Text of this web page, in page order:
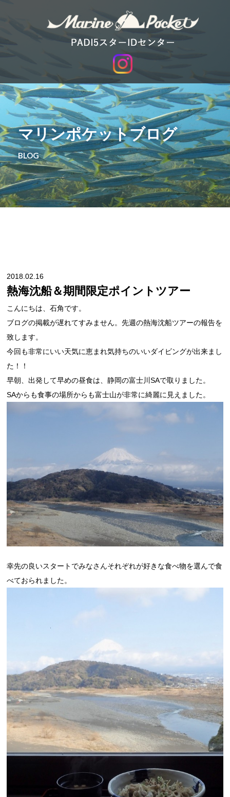
マリンポケットブログ
BLOG
2018.02.16
熱海沈船＆期間限定ポイントツアー
こんにちは、石角です。
ブログの掲載が遅れてすみません。先週の熱海沈船ツアーの報告を
致します。
今回も非常にいい天気に恵まれ気持ちのいいダイビングが出来まし
た！！
早朝、出発して早めの昼食は、静岡の富士川SAで取りました。
SAからも食事の場所からも富士山が非常に綺麗に見えました。
幸先の良いスタートでみなさんそれぞれが好きな食べ物を選んで食
べておられました。